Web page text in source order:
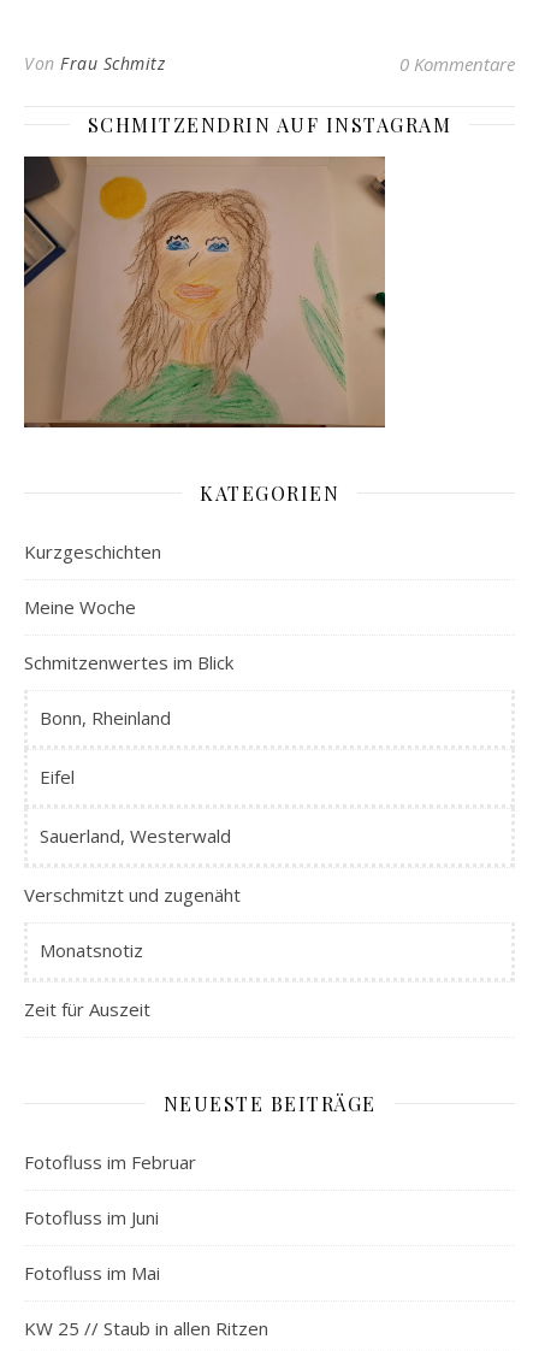
Von Frau Schmitz 0 Kommentare
SCHMITZENDRIN AUF INSTAGRAM
KATEGORIEN
Kurzgeschichten
Meine Woche
Schmitzenwertes im Blick
Bonn, Rheinland
Eifel
Sauerland, Westerwald
Verschmitzt und zugenäht
Monatsnotiz
Zeit für Auszeit
NEUESTE BEITRÄGE
Fotofluss im Februar
Fotofluss im Juni
Fotofluss im Mai
KW 25 // Staub in allen Ritzen